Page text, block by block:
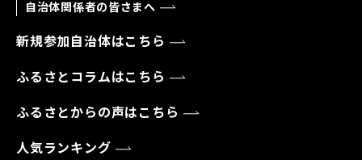
自治体関係者の皆さまへ
新規参加自治体はこちら
ふるさとコラムはこちら
ふるさとからの声はこちら
人気ランキング